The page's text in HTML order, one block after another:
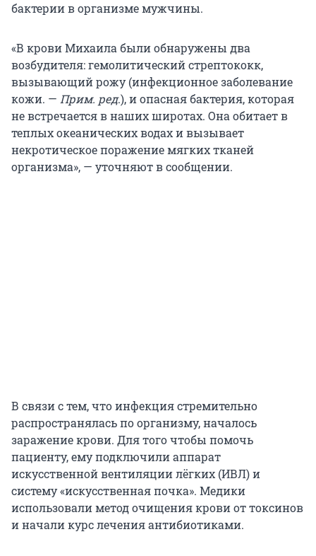
бактерии в организме мужчины.
«В крови Михаила были обнаружены два
возбудителя: гемолитический стрептококк,
вызывающий рожу (инфекционное заболевание
кожи. — Прим. ред.), и опасная бактерия, которая
не встречается в наших широтах. Она обитает в
теплых океанических водах и вызывает
некротическое поражение мягких тканей
организма», — уточняют в сообщении.
В связи с тем, что инфекция стремительно
распространялась по организму, началось
заражение крови. Для того чтобы помочь
пациенту, ему подключили аппарат
искусственной вентиляции лёгких (ИВЛ) и
систему «искусственная почка». Медики
использовали метод очищения крови от токсинов
и начали курс лечения антибиотиками.